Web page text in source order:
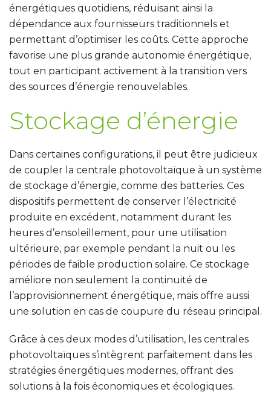
énergétiques quotidiens, réduisant ainsi la
dépendance aux fournisseurs traditionnels et
permettant d’optimiser les coûts. Cette approche
favorise une plus grande autonomie énergétique,
tout en participant activement à la transition vers
des sources d’énergie renouvelables.
Stockage d’énergie
Dans certaines configurations, il peut être judicieux
de coupler la centrale photovoltaïque à un système
de stockage d’énergie, comme des batteries. Ces
dispositifs permettent de conserver l’électricité
produite en excédent, notamment durant les
heures d’ensoleillement, pour une utilisation
ultérieure, par exemple pendant la nuit ou les
périodes de faible production solaire. Ce stockage
améliore non seulement la continuité de
l’approvisionnement énergétique, mais offre aussi
une solution en cas de coupure du réseau principal.
Grâce à ces deux modes d’utilisation, les centrales
photovoltaïques s’intègrent parfaitement dans les
stratégies énergétiques modernes, offrant des
solutions à la fois économiques et écologiques.